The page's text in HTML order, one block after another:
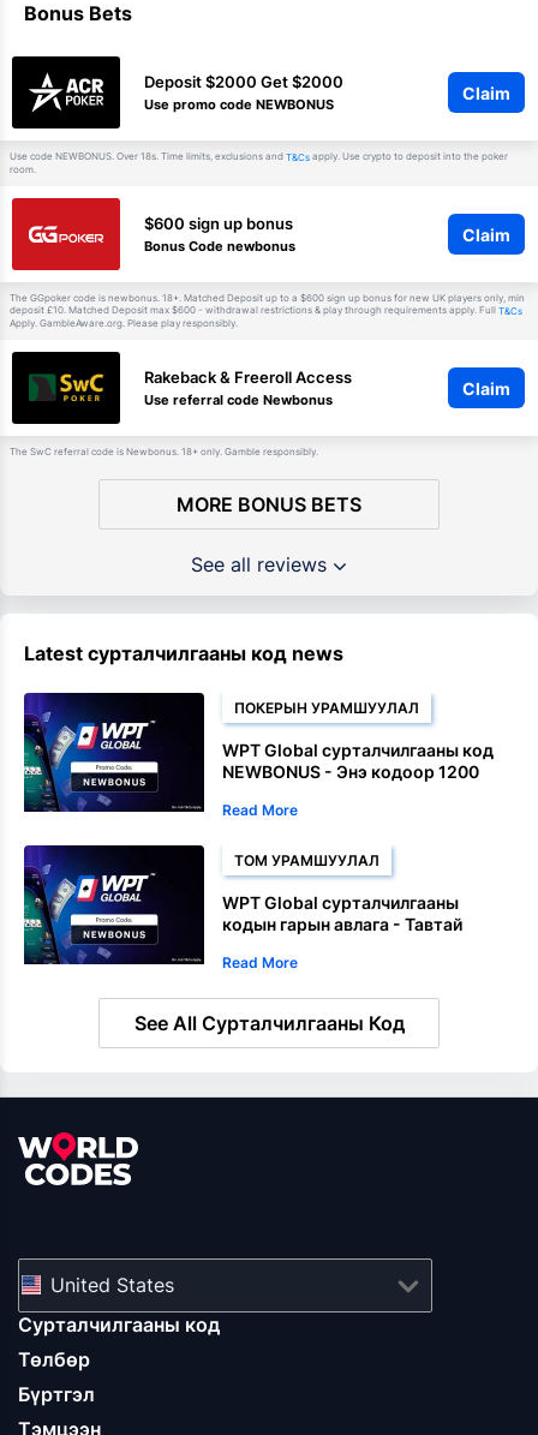
Bonus Bets
Deposit $2000 Get $2000
Use promo code NEWBONUS
Claim
Use code NEWBONUS. Over 18s. Time limits, exclusions and T&Cs apply. Use crypto to deposit into the poker
room.
$600 sign up bonus
Bonus Code newbonus
Claim
The GGpoker code is newbonus. 18+. Matched Deposit up to a $600 sign up bonus for new UK players only, min
deposit £10. Matched Deposit max $600 - withdrawal restrictions & play through requirements apply. Full T&Cs
Apply. GambleAware.org. Please play responsibly.
Rakeback & Freeroll Access
Use referral code Newbonus
Claim
The SwC referral code is Newbonus. 18+ only. Gamble responsibly.
MORE BONUS BETS
See all reviews
Latest сурталчилгааны код news
ПОКЕРЫН УРАМШУУЛАЛ
WPT Global сурталчилгааны код
NEWBONUS - Энэ кодоор 1200
Read More
ТОМ УРАМШУУЛАЛ
WPT Global сурталчилгааны
кодын гарын авлага - Тавтай
NEWBONUS кодын бүрэн гарын
Read More
See All Сурталчилгааны Код
United States
Сурталчилгааны код
Төлбөр
Бүртгэл
Тэмцээн